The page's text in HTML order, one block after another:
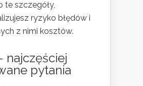
te szczegóły,
ryzyko błędów i
z nimi kosztów.
najczęściej
pytania